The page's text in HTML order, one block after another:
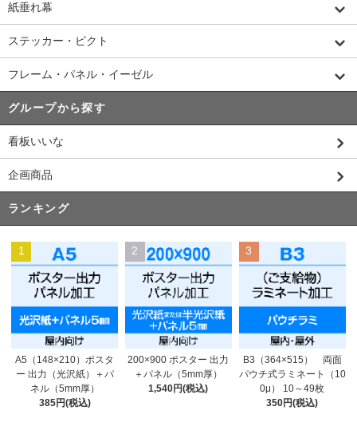
紙垂れ幕
ステッカー・ピクト
フレーム・パネル・イーゼル
グループから探す
看板いいな
企画商品
ランキング
1
A5（148×210）ポスタ
ー 出力（光沢紙）＋パ
ネル（5mm厚）
385円(税込)
2
200×900 ポスター 出力
＋パネル（5mm厚）
1,540円(税込)
3
B3（364×515） 両面
パウチ式ラミネート（10
0μ） 10～49枚
350円(税込)